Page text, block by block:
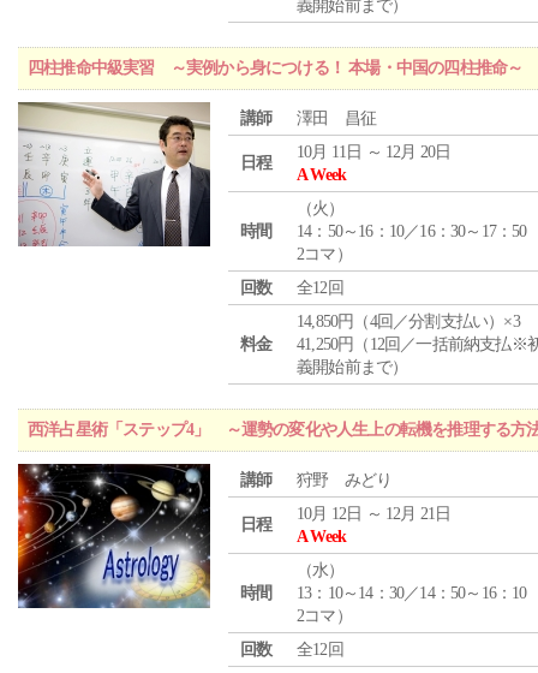
義開始前まで）
四柱推命中級実習 ～実例から身につける！ 本場・中国の四柱推命～
講師 澤田 昌征
日程
10月 11日 ～ 12月 20日
A Week
時間
（火 ）
14：50～16：10／16：30～17：50
2コマ）
回数
全12回
料金
14,850円（4回／分割支払い）×3
41,250円（12回／一括前納支払※
義開始前まで）
西洋占星術「ステップ4」 ～運勢の変化や人生上の転機を推理する方
講師 狩野 みどり
日程
10月 12日 ～ 12月 21日
A Week
時間
（水）
13：10～14：30／14：50～16：10
2コマ）
回数
全12回